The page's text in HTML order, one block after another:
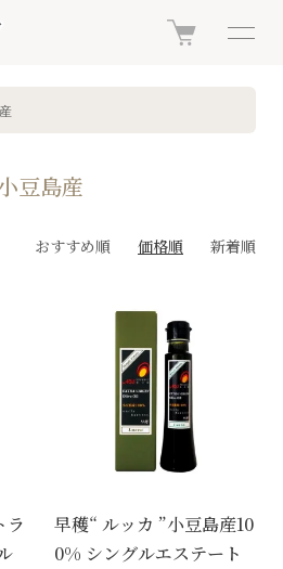
豆島産
おすすめ順 価格順 新着順
ラ
早穫“ ルッカ ”小豆島産10
0% シングルエステート